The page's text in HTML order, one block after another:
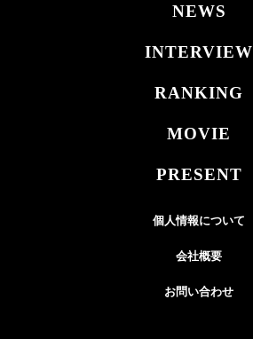
NEWS
INTERVIEW
RANKING
MOVIE
PRESENT
個人情報について
会社概要
お問い合わせ